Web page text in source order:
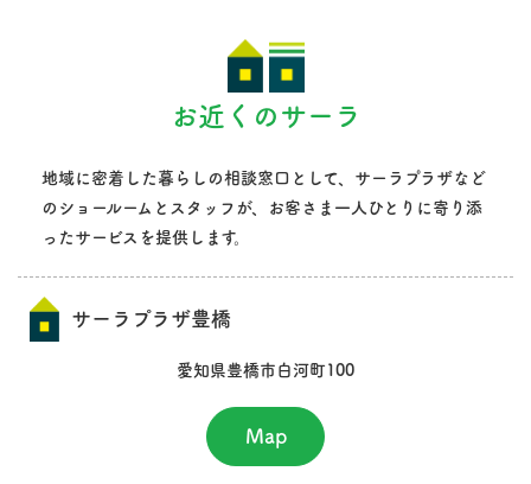
お近くのサーラ
地域に密着した暮らしの相談窓口として、サーラプラザなど
のショールームとスタッフが、
お客さま一人ひとりに寄り添
ったサービスを提供します。
サーラプラザ豊橋
愛知県豊橋市白河町100
Map